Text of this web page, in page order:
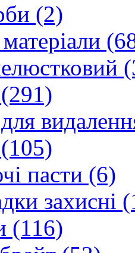
(2)
пасти (6)
захисні
(116)